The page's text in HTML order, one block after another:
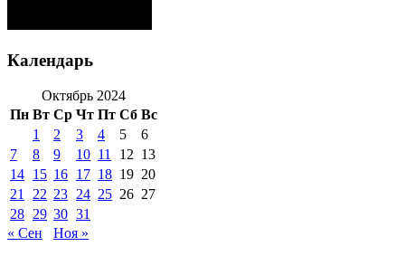
Календарь
Октябрь 2024
Пн Вт Ср Чт Пт Сб Вс
1
2 3 4 5
6
7
8 9 10 11 12 13
14 15 16 17 18 19 20
21
22 23 24 25 26 27
28 29 30 31
« Сен
Ноя »